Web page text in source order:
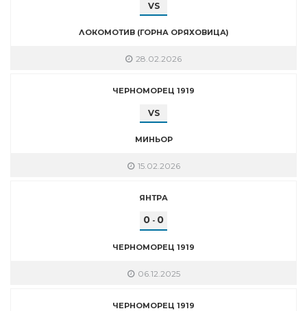
VS
ЛОКОМОТИВ (ГОРНА ОРЯХОВИЦА)
28.02.2026
ЧЕРНОМОРЕЦ 1919
VS
МИНЬОР
15.02.2026
ЯНТРА
0 - 0
ЧЕРНОМОРЕЦ 1919
06.12.2025
ЧЕРНОМОРЕЦ 1919